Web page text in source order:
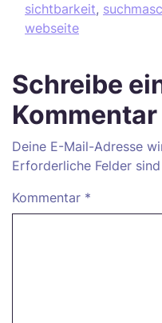
sichtbarkeit,
webseite
Schreibe
Kommentar
Deine E-Mail-Adresse
Erforderliche Felder
Kommentar *